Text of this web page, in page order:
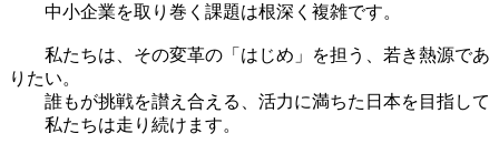
中小企業を取り巻く課題は根深く複雑です。
私たちは、その変革の「はじめ」を担う、若き熱源であ
りたい。
誰もが挑戦を讃え合える、活力に満ちた日本を目指して
私たちは走り続けます。